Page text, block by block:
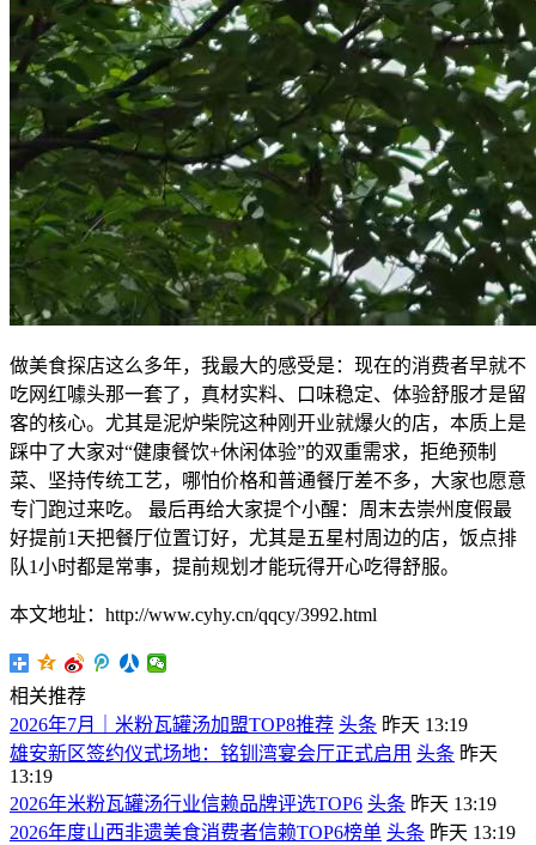
做美食探店这么多年，我最大的感受是：现在的消费者早就不
吃网红噱头那一套了，真材实料、口味稳定、体验舒服才是留
客的核心。尤其是泥炉柴院这种刚开业就爆火的店，本质上是
踩中了大家对“健康餐饮+休闲体验”的双重需求，拒绝预制
菜、坚持传统工艺，哪怕价格和普通餐厅差不多，大家也愿意
专门跑过来吃。 最后再给大家提个小醒：周末去崇州度假最
好提前1天把餐厅位置订好，尤其是五星村周边的店，饭点排
队1小时都是常事，提前规划才能玩得开心吃得舒服。
本文地址：http://www.cyhy.cn/qqcy/3992.html
相关推荐
2026年7月｜米粉瓦罐汤加盟TOP8推荐 头条 昨天 13:19
雄安新区签约仪式场地：铭钏湾宴会厅正式启用 头条 昨天
13:19
2026年米粉瓦罐汤行业信赖品牌评选TOP6 头条 昨天 13:19
2026年度山西非遗美食消费者信赖TOP6榜单 头条 昨天 13:19